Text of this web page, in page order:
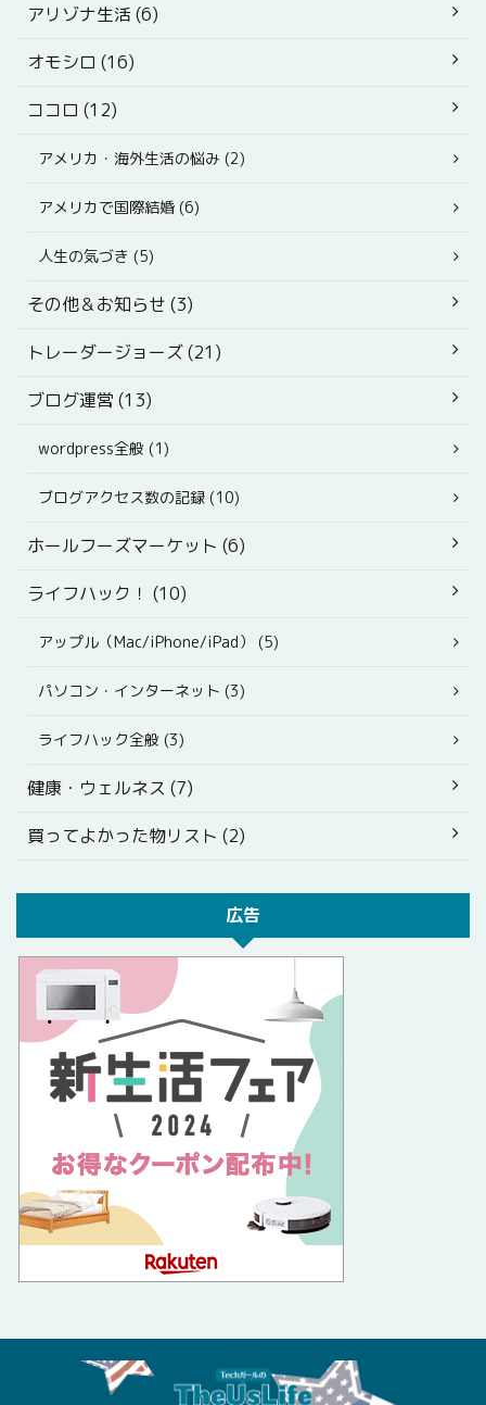
アリゾナ生活 (6)
オモシロ (16)
ココロ (12)
アメリカ・海外生活の悩み (2)
アメリカで国際結婚 (6)
人生の気づき (5)
その他＆お知らせ (3)
トレーダージョーズ (21)
ブログ運営 (13)
wordpress全般 (1)
ブログアクセス数の記録 (10)
ホールフーズマーケット (6)
ライフハック！ (10)
アップル（Mac/iPhone/iPad） (5)
パソコン・インターネット (3)
ライフハック全般 (3)
健康・ウェルネス (7)
買ってよかった物リスト (2)
広告